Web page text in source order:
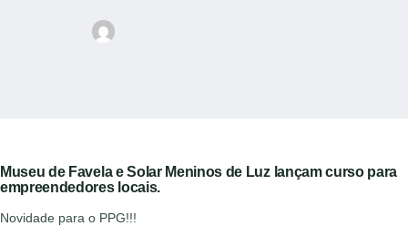
Museu de Favela e Solar Meninos de Luz lançam curso para
empreendedores locais.
Novidade para o PPG!!!